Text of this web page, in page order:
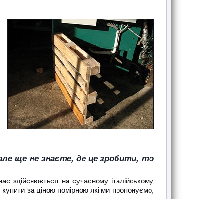
ще не знаєте, де це зробити, то
здійснюється на сучасному італійському
за ціною помірною які ми пропонуємо,